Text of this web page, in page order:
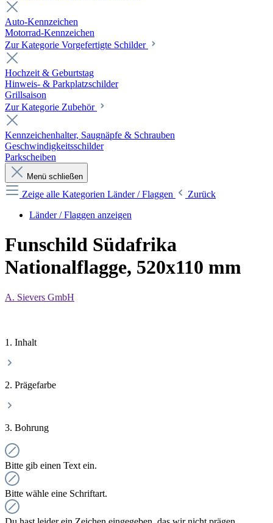
Auto-Kennzeichen
Motorrad-Kennzeichen
Zur Kategorie Vorgefertigte Schilder
Hochzeit & Geburtstag
Hinweis- & Parkplatzschilder
Grillsaison
Zur Kategorie Zubehör
Kennzeichenhalter, Saugnäpfe & Schrauben
Geschwindigkeitsschilder
Parkscheiben
Menü schließen
Zeige alle Kategorien Länder / Flaggen
Zurück
Länder / Flaggen anzeigen
Funschild Südafrika
Nationalflagge, 520x110 mm
A. Sievers GmbH
1. Inhalt
2. Prägefarbe
3. Bohrung
Bitte gib einen Text ein.
Bitte wähle eine Schriftart.